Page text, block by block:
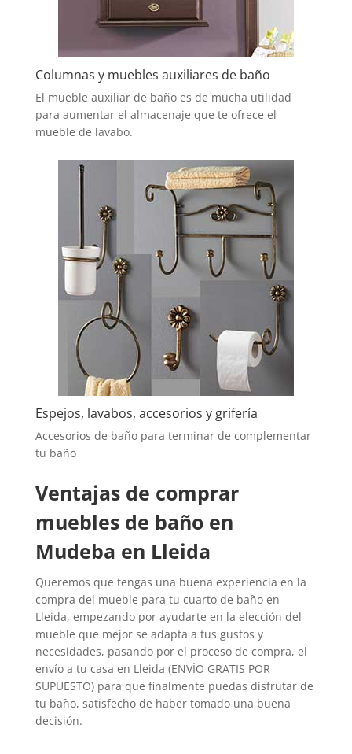
Columnas y muebles auxiliares de baño
El mueble auxiliar de baño es de mucha utilidad
para aumentar el almacenaje que te ofrece el
mueble de lavabo.
Espejos, lavabos, accesorios y grifería
Accesorios de baño para terminar de complementar
tu baño
Ventajas de comprar
muebles de baño en
Mudeba en Lleida
Queremos que tengas una buena experiencia en la
compra del mueble para tu cuarto de baño en
Lleida, empezando por ayudarte en la elección del
mueble que mejor se adapta a tus gustos y
necesidades, pasando por el proceso de compra, el
envío a tu casa en Lleida (ENVÍO GRATIS POR
SUPUESTO) para que finalmente puedas disfrutar de
tu baño, satisfecho de haber tomado una buena
decisión.